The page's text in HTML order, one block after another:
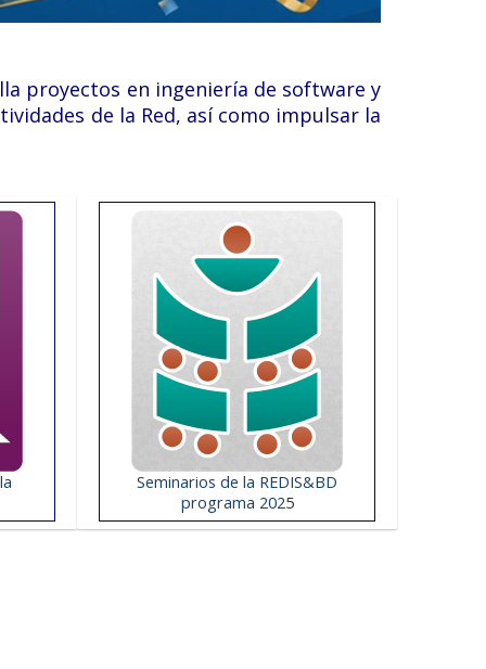
proyectos en ingeniería de software y
de la Red, así como impulsar la
Seminarios de la REDIS&BD
programa 2025